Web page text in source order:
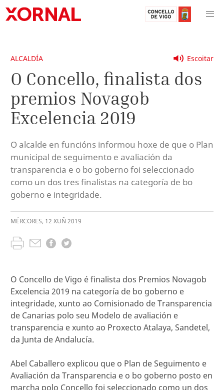
Escoitar
ALCALDÍA
O Concello, finalista dos
premios Novagob
Excelencia 2019
O alcalde en funcións informou hoxe de que o Plan
municipal de seguimento e avaliación da
transparencia e o bo goberno foi seleccionado
como un dos tres finalistas na categoría de bo
goberno e integridade.
MÉRCORES, 12 XUÑ 2019
O Concello de Vigo é finalista dos Premios Novagob
Excelencia 2019 na categoría de bo goberno e
integridade, xunto ao Comisionado de Transparencia
de Canarias polo seu Modelo de avaliación e
transparencia e xunto ao Proxecto Atalaya, Sandetel,
da Junta de Andalucía.
Abel Caballero explicou que o Plan de Seguimento e
Avaliación da Transparencia e o bo goberno posto en
marcha polo Concello foi seleccionado como un dos